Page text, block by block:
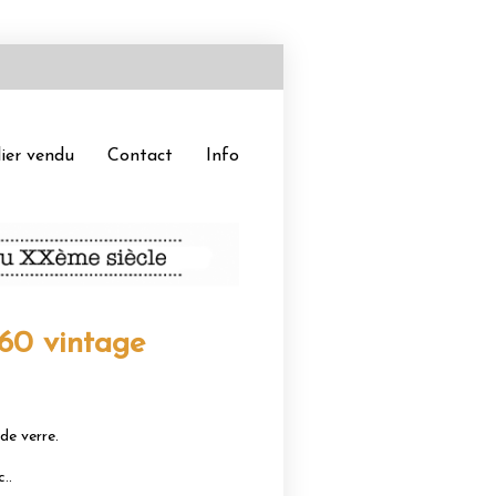
vendu Contact Info
vintage
verre.